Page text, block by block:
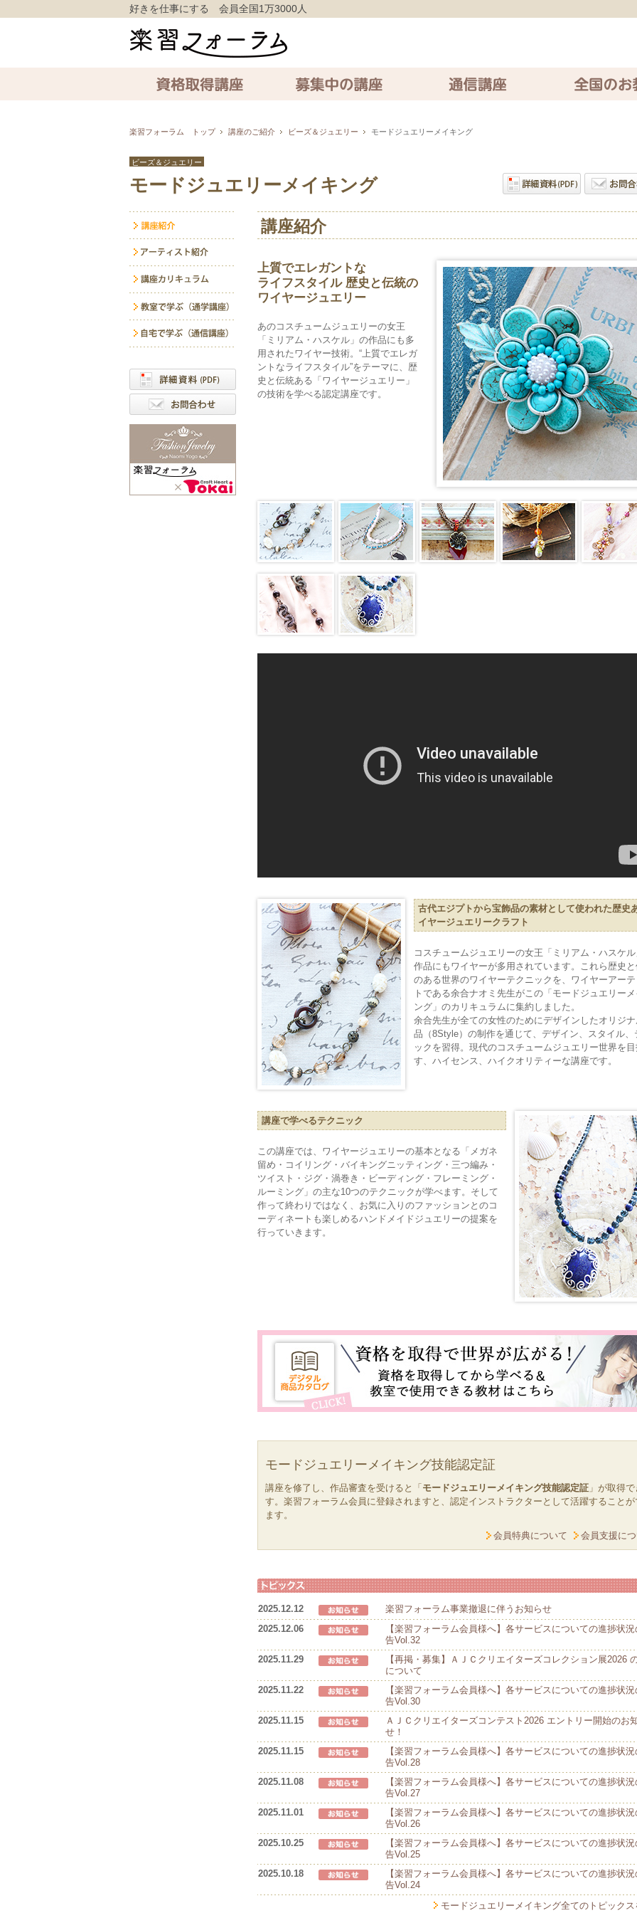
好きを仕事にする 会員全国1万3000人
楽習フォーラム トップ 講座のご紹介 ビーズ＆ジュエリー モードジュエリーメイキング
ビーズ＆ジュエリー
モードジュエリーメイキング
講座紹介
上質でエレガントな
ライフスタイル 歴史と伝統の
ワイヤージュエリー
あのコスチュームジュエリーの女王
「ミリアム・ハスケル」の作品にも多
用されたワイヤー技術。“上質でエレガ
ントなライフスタイル”をテーマに、歴
史と伝統ある「ワイヤージュエリー」
の技術を学べる認定講座です。
古代エジプトから宝飾品の素材として使われた歴史
イヤージュエリークラフト
コスチュームジュエリーの女王「ミリアム・ハスケ
作品にもワイヤーが多用されています。これら歴史
のある世界のワイヤーテクニックを、ワイヤーアーテ
トである余合ナオミ先生がこの「モードジュエリー
ング」のカリキュラムに集約しました。
余合先生が全ての女性のためにデザインしたオリジ
品（8Style）の制作を通じて、デザイン、スタイル、
ックを習得。現代のコスチュームジュエリー世界を
す、ハイセンス、ハイクオリティーな講座です。
講座で学べるテクニック
この講座では、ワイヤージュエリーの基本となる「メガネ
留め・コイリング・バイキングニッティング・三つ編み・
ツイスト・ジグ・渦巻き・ビーディング・フレーミング・
ルーミング」の主な10つのテクニックが学べます。そして
作って終わりではなく、お気に入りのファッションとのコ
ーディネートも楽しめるハンドメイドジュエリーの提案を
行っていきます。
モードジュエリーメイキング技能認定証
講座を修了し、作品審査を受けると「 モードジュエリーメイキング技能認定証 」が取得で
す。楽習フォーラム会員に登録されますと、認定インストラクターとして活躍することが
ます。
会員特典について
会員支援に
2025.12.12
楽習フォーラム事業撤退に伴うお知らせ
2025.12.06
【楽習フォーラム会員様へ】各サービスについての進捗状況
告Vol.32
2025.11.29
【再掲・募集】ＡＪＣクリエイターズコレクション展2026
について
2025.11.22
【楽習フォーラム会員様へ】各サービスについての進捗状況
告Vol.30
2025.11.15
ＡＪＣクリエイターズコンテスト2026 エントリー開始のお
せ！
2025.11.15
【楽習フォーラム会員様へ】各サービスについての進捗状況
告Vol.28
2025.11.08
【楽習フォーラム会員様へ】各サービスについての進捗状況
告Vol.27
2025.11.01
【楽習フォーラム会員様へ】各サービスについての進捗状況
告Vol.26
2025.10.25
【楽習フォーラム会員様へ】各サービスについての進捗状況
告Vol.25
2025.10.18
【楽習フォーラム会員様へ】各サービスについての進捗状況
告Vol.24
モードジュエリーメイキング全てのトピックス